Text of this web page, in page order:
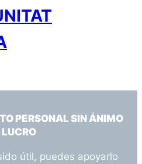
PERSONAL SIN ÁNIMO
LUCRO
útil, puedes apoyarlo